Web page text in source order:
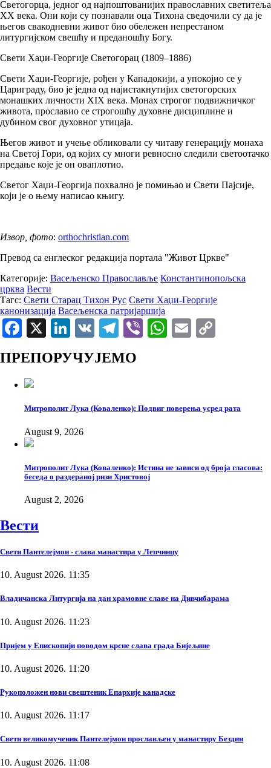
Светогорца, једног од најпоштованијих православних светитеља
XX века. Они који су познавали оца Тихона сведочили су да је
његов свакодневни живот био обележен непрестаном
литургијском свешћу и преданошћу Богу.
Свети Хаџи-Георгије Светогорац (1809–1886)
Свети Хаџи-Георгије, рођен у Кападокији, а упокојио се у
Цариграду, био је једна од најистакнутијих светогорских
монашких личности XIX века. Монах строгог подвижничког
живота, прославио се строгошћу духовне дисциплине и
дубином свог духовног утицаја.
Његов живот и учење обликовали су читаву генерацију монаха
на Светој Гори, од којих су многи ревносно следили светоотачко
предање које је он оваплотио.
Светог Хаџи-Георгија похвално је помињао и Свети Пајсије,
који је о њему написао књигу.
Извор, фото: orthochristian.com
Превод са енглеског редакција портала "Живот Цркве"
Категорије: Васељенско Православље Константинопољска
црква Вести
Тагс: Свети Старац Тихон Рус Свети Хаџи-Георгије
канонизација Васељенска патријаршија
Facebook
X LinkedIn
VK Telegram
ViberWhatsApp
Email
ПРЕПОРУЧУЈЕМО
Митрополит Лука (Коваленко): Подвиг поверења усред рата
August 9, 2026
Митрополит Лука (Коваленко): Истина не зависи од броја гласова:
беседа о раздераној ризи Христовој
August 2, 2026
Вести
Свети Пантелејмон - слава манастира у Лепчинцу
10. August 2026. 11:35
Владичанска Литургија на дан храмовне славе на Дивчибарама
10. August 2026. 11:23
Пријем у Епископији поводом крсне слава града Бијељине
10. August 2026. 11:20
Рукоположен нови свештеник Епархије канадске
10. August 2026. 11:17
Свети великомученик Пантелејмон прослављен у манастиру Бездин
10. August 2026. 11:08